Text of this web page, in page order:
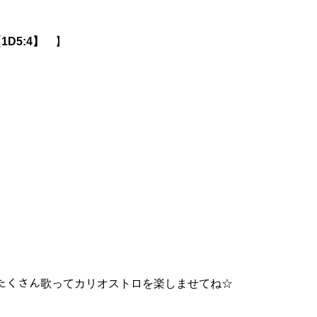
】 】
オストロを楽しませてね☆